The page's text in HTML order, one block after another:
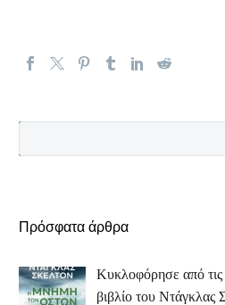
Πρόσφατα άρθρα
Κυκλοφόρησε από
βιβλίο του